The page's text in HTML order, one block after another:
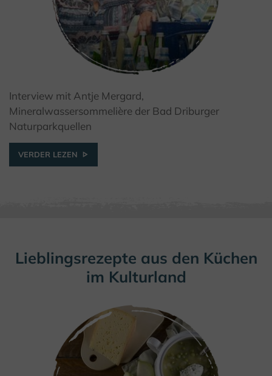
© GfW Höxter / I. Jansen
Interview mit Antje Mergard,
Mineralwassersommelière der Bad Driburger
Naturparkquellen
VERDER LEZEN
Lieblingsrezepte aus den Küchen
im Kulturland